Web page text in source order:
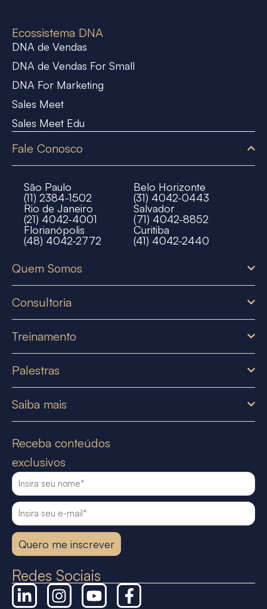
Ecossistema DNA
DNA de Vendas
DNA de Vendas For Small
DNA For Marketing
Sales Meet
Sales Meet Edu
Fale Conosco
São Paulo
(11) 2384-1502
Belo Horizonte
(31) 4042-0443
Rio de Janeiro
(21) 4042-4001
Salvador
(71) 4042-8852
Florianópolis
(48) 4042-2772
Curitiba
(41) 4042-2440
Quem Somos
Consultoria
Treinamento
Palestras
Saiba mais
Receba conteúdos
exclusivos
Quero me inscrever
Redes Sociais